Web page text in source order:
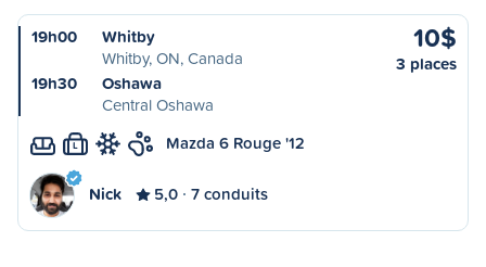
19h00
Whitby
Whitby, ON, Canada
19h30
Oshawa
Central Oshawa
10$
3 places
L Mazda 6 Rouge '12
Nick 5,0 7 conduits